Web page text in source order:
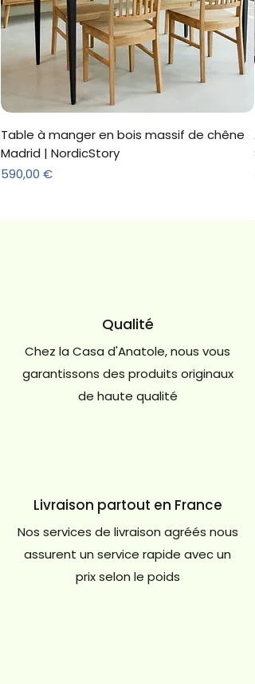
Table à manger en bois massif de chêne
Madrid | NordicStory
Prix
590,00 €
Qualité
Chez la Casa d'Anatole, nous vous
garantissons des produits originaux
de haute qualité
Livraison partout en France
Nos services de livraison agréés nous
assurent un service rapide avec un
prix selon le poids